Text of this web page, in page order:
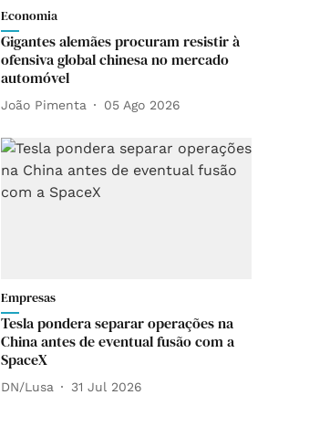
Economia
Gigantes alemães procuram resistir à
ofensiva global chinesa no mercado
automóvel
João Pimenta 05 Ago 2026
Empresas
Tesla pondera separar operações na
China antes de eventual fusão com a
SpaceX
DN/Lusa 31 Jul 2026